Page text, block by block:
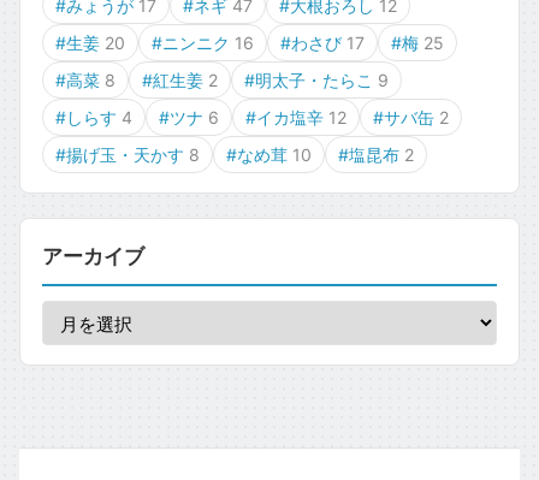
#みょうが 17 #ネギ 47 #大根おろし 12
#生姜 20 #ニンニク 16 #わさび 17 #梅 25
#高菜 8 #紅生姜 2 #明太子・たらこ 9
#しらす 4 #ツナ 6 #イカ塩辛 12 #サバ缶 2
#揚げ玉・天かす 8 #なめ茸 10 #塩昆布 2
アーカイブ